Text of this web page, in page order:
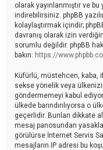
olarak yayınlanmıştır ve bu
indirebilirsiniz. phpBB
kolaylaştırmak içindir;
davranış olarak izin
sorumlu değildir. phpBB
bakın: https://
Küfürlü, müstehcen, kaba,
sekse yönelik veya
göndermemeyi kabul
ülkede barındırılıyorsa o
geçerlidir. Bunları dikkate
mesaj panosundan
görülürse İnternet Servis
mesajların IP adresi bu